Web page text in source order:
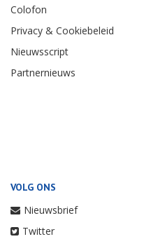
Colofon
Privacy & Cookiebeleid
Nieuwsscript
Partnernieuws
VOLG ONS
Nieuwsbrief
Twitter